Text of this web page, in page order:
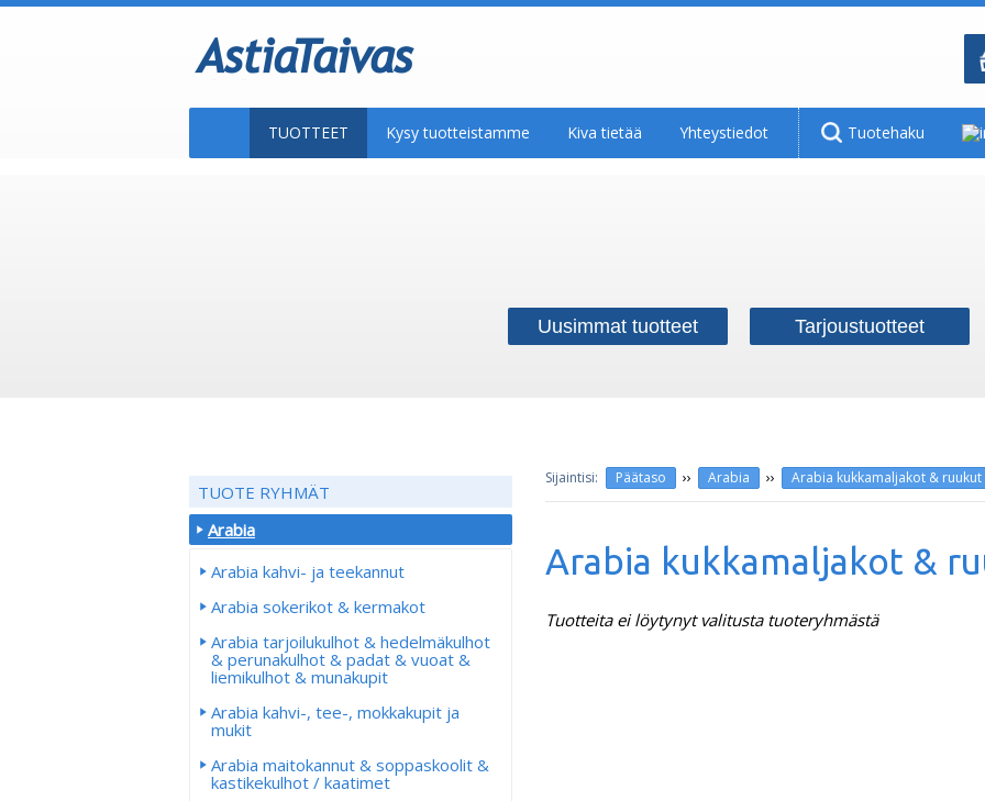
TUOTTEET Kysy tuotteistamme Kiva tietää Yhteystiedot Tuotehaku
Uusimmat tuotteet Tarjoustuotteet
Päätaso ›› Arabia ›› Arabia kukkamaljakot & ruukut
Arabia kukkamaljakot &
Tuotteita ei löytynyt valitusta tuoteryhmästä
TUOTE RYHMÄT
Arabia
Arabia kahvi- ja teekannut
Arabia sokerikot & kermakot
Arabia tarjoilukulhot & hedelmäkulhot
& perunakulhot & padat & vuoat &
liemikulhot & munakupit
Arabia kahvi-, tee-, mokkakupit ja
mukit
Arabia maitokannut & soppaskoolit &
kastikekulhot / kaatimet